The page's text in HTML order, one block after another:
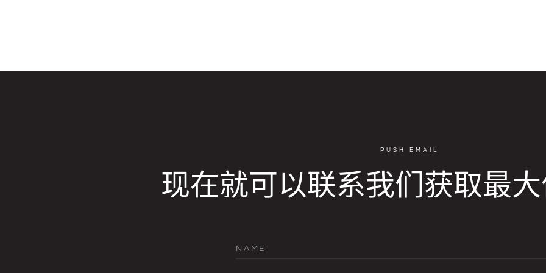
PUSH EMAIL
现在就可以联系我们获取最
NAME